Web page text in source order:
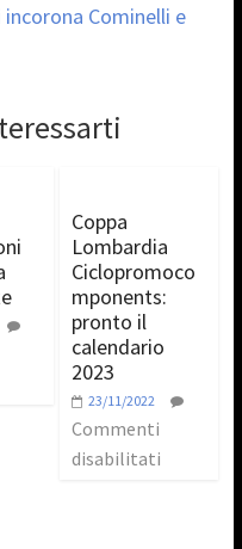
Cominelli e
Coppa
Lombardia
Ciclopromoco
mponents:
pronto il
calendario
2023
23/11/2022
Commenti
disabilitati